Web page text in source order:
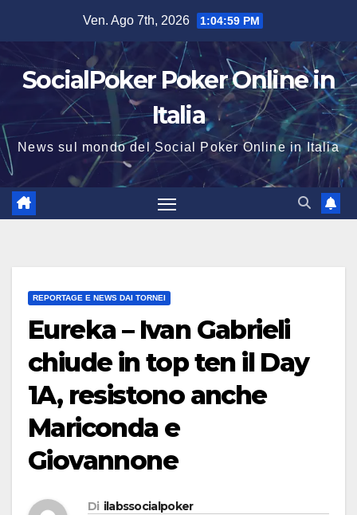
contenuto
Ven. Ago 7th, 2026 1:04:59 PM
SocialPoker Poker Online in
Italia
News sul mondo del Social Poker Online in Italia
REPORTAGE E NEWS DAI TORNEI
Eureka – Ivan Gabrieli
chiude in top ten il Day
1A, resistono anche
Mariconda e
Giovannone
Di ilabssocialpoker